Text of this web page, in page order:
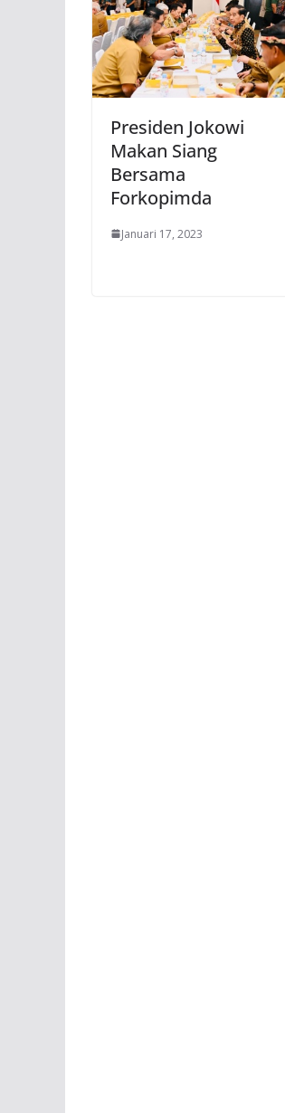
Presiden Jokowi
Makan Siang
Bersama
Forkopimda
Januari 17, 2023